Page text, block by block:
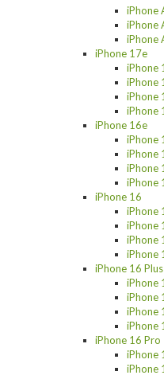
iPhone
iPhone
iPhone
iPhone 17e
iPhone
iPhone
iPhone
iPhone
iPhone 16e
iPhone
iPhone
iPhone
iPhone
iPhone 16
iPhone
iPhone
iPhone
iPhone
iPhone 16 Plus
iPhone
iPhone
iPhone
iPhone
iPhone 16 Pro
iPhone
iPhone